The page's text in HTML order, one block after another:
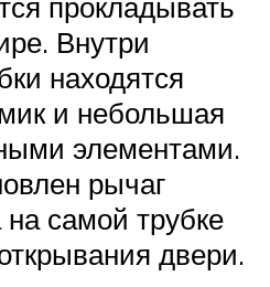
Внутри
находятся
и небольшая
элементами.
рычаг
на самой трубке
двери.